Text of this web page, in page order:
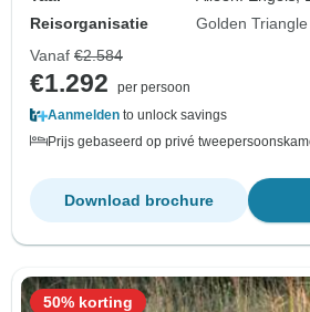
Reisorganisatie
Golden
Vanaf €2.584
€1.292
per persoon
Aanmelden to unlock savings
Prijs gebaseerd op privé
Download brochure
50% korting